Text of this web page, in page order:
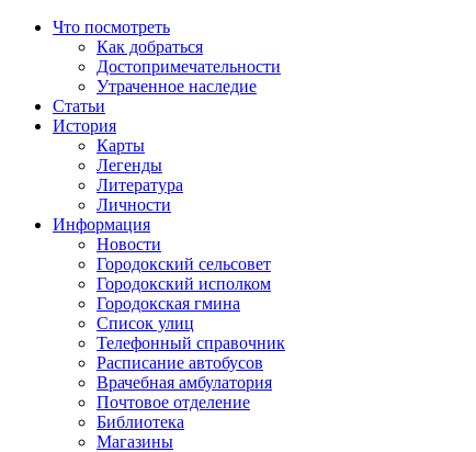
Что посмотреть
Как добраться
Достопримечательности
Утраченное наследие
Статьи
История
Карты
Легенды
Литература
Личности
Информация
Новости
Городокский сельсовет
Городокский исполком
Городокская гмина
Список улиц
Телефонный справочник
Расписание автобусов
Врачебная амбулатория
Почтовое отделение
Библиотека
Магазины